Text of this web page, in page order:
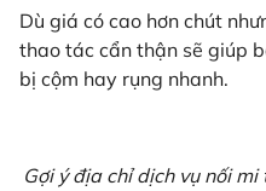
Dù giá có cao hơn chút
thao tác cẩn thận sẽ giúp
bị cộm hay rụng nhanh.
Gợi ý địa chỉ dịch vụ nối